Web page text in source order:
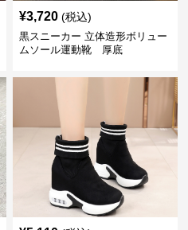
¥3,720 (税込)
黒スニーカー 立体造形ボリュー
ムソール運動靴 厚底